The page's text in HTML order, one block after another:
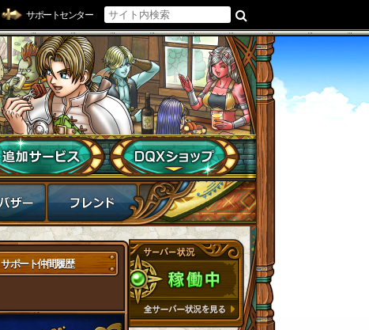
サポートセンター
サポート仲間履歴